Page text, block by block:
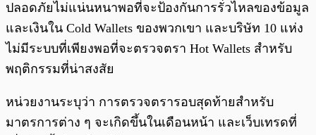
ปลอดภัยไม่แน่นหนาพอที่จะป้องกันการรั่วไหลของข้อมูล
และเงินใน Cold Wallets ของพวกเขา และบริษัท 10 แห่ง
ไม่มีระบบที่เพียงพอที่จะตรวจตรา Hot Wallets สำหรับ
พฤติกรรมที่น่าสงสัย
หน่วยงานระบุว่า การตรวจตรารอบสุดท้ายสำหรับ
มาตรการต่าง ๆ จะเกิดขึ้นในเดือนหน้า และเว็บเทรดที่